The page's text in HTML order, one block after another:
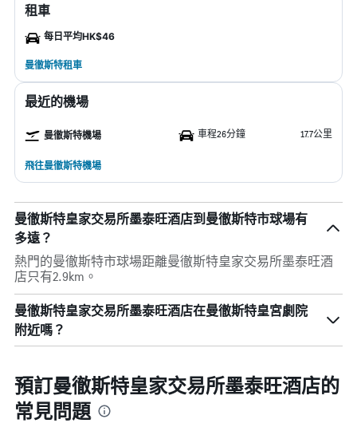
租車
每日平均HK$46
曼徹斯特租車
最近的機場
曼徹斯特機場 車程26分鐘 17.7公里
飛往曼徹斯特機場
曼徹斯特皇家交易所墨泰旺酒店到曼徹斯特市球場有
多遠？
熱門的曼徹斯特市球場距離曼徹斯特皇家交易所墨泰旺酒
店只有2.9km。
曼徹斯特皇家交易所墨泰旺酒店在曼徹斯特皇宮劇院
附近嗎？
預訂曼徹斯特皇家交易所墨泰旺酒店的
常見問題